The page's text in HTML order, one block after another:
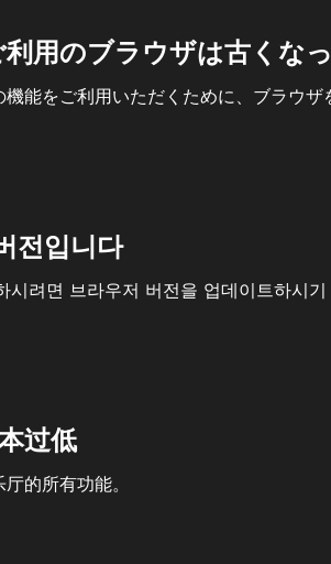
用のブラウザは古くな
能をご利用いただくために、ブラウザ
전입니다
려면 브라우저 버전을 업데이트하시기
过低
的所有功能。